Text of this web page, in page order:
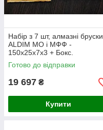
Набір з 7 шт, алмазні бруски
ALDIM МО і МФФ -
150х25х7х3 + Бокс.
Готово до відправки
19 697 ₴
Купити